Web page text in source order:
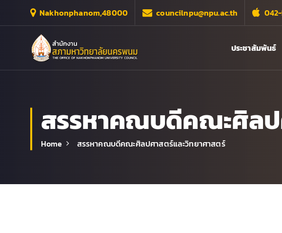
i
Nakhonphanom,48000 councilnpu@npu.ac.th
ประชาสัมพันธ์
สรรหาคณบดีคณะศิลป
Home สรรหาคณบดีคณะศิลปศาสตร์และวิทยาศาสตร์